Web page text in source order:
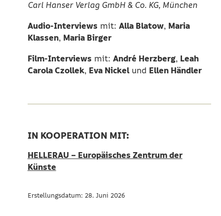
Carl Hanser Verlag GmbH & Co. KG, München
Audio-Interviews mit: Alla Blatow, Maria
Klassen, Maria Birger
Film-Interviews mit: André Herzberg, Leah
Carola Czollek, Eva Nickelund Ellen Händler
IN KOOPERATION MIT:
HELLERAU – Europäisches Zentrum der
Künste
Erstellungsdatum: 28. Juni 2026